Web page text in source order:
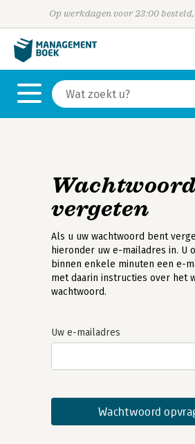
Op werkdagen voor 23:00
vergeten
Als u uw wachtwoord bent
hieronder uw e-mailadres in. U
binnen enkele minuten een e-
met daarin instructies over het
wachtwoord.
Uw e-mailadres